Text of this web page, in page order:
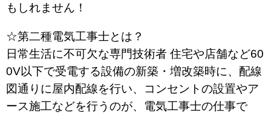
もしれません！
☆第二種電気工事士とは？
日常生活に不可欠な専門技術者 住宅や店舗など60
0V以下で受電する設備の新築・増改築時に、配線
図通りに屋内配線を行い、コンセントの設置やア
ース施工などを行うのが、電気工事士の仕事で